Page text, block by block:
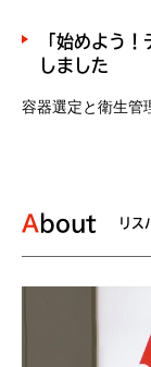
「始めよう
しました
容器選定と衛生管
About リス